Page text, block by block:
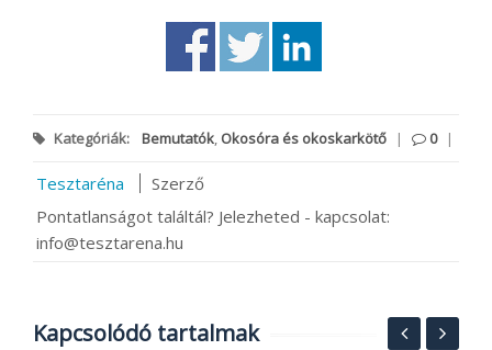
Kategóriák: Bemutatók, Okosóra és okoskarkötő | 0 |
Tesztaréna
Szerző
Pontatlanságot találtál? Jelezheted - kapcsolat:
info@tesztarena.hu
Kapcsolódó tartalmak